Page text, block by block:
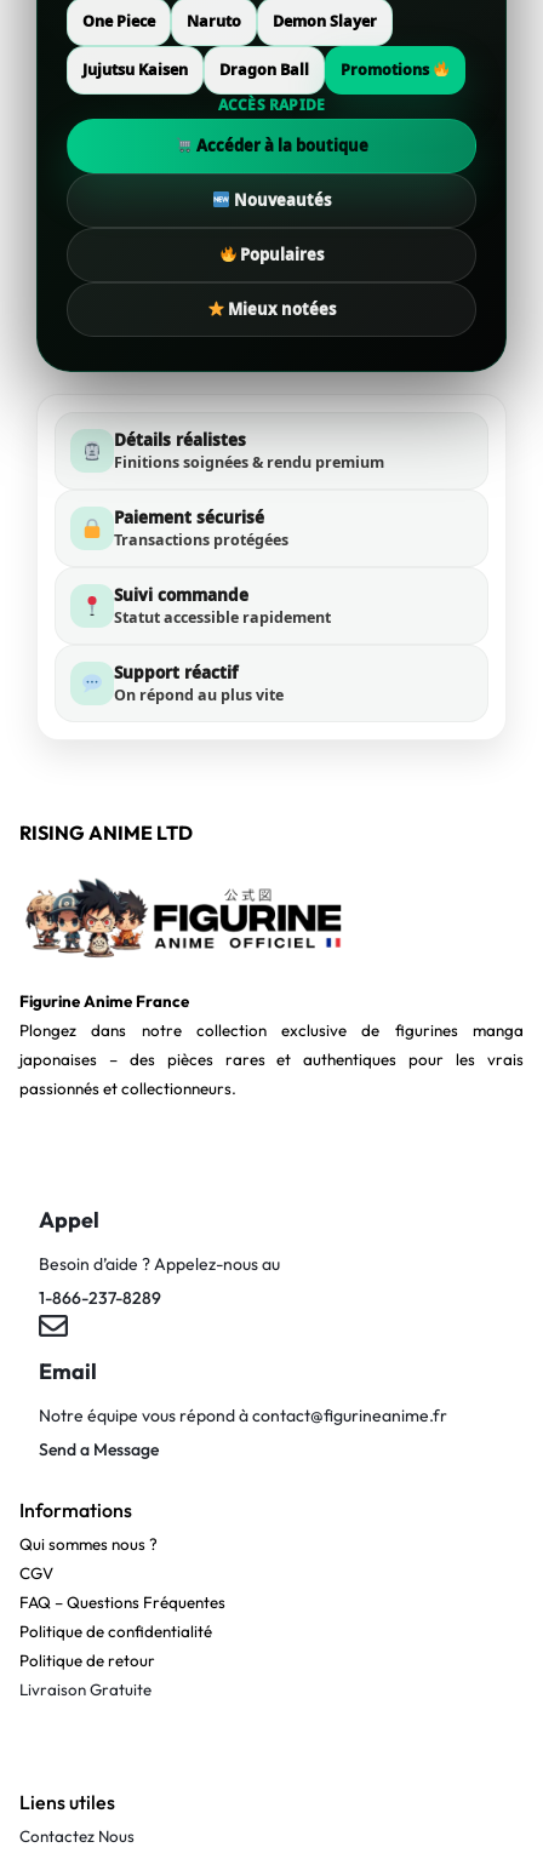
One Piece Naruto Demon Slayer
Jujutsu Kaisen Dragon Ball
Promotions
ACCÈS RAPIDE
Accéder à la boutique
Nouveautés
Populaires
Mieux notées
Détails réalistes
Finitions soignées & rendu premium
Paiement sécurisé
Transactions protégées
Suivi commande
Statut accessible rapidement
Support réactif
On répond au plus vite
RISING ANIME LTD
Figurine Anime France
Plongez dans notre collection exclusive de figurines manga
japonaises – des pièces rares et authentiques pour les vrais
passionnés et collectionneurs.
Appel
Besoin d’aide ? Appelez-nous au
1-866-237-8289
Email
Notre équipe vous répond àcontact@figurineanime.fr
Send a Message
Informations
Qui sommes nous ?
CGV
FAQ – Questions Fréquentes
Politique de confidentialité
Politique de retour
Livraison Gratuite
Liens utiles
Contactez Nous